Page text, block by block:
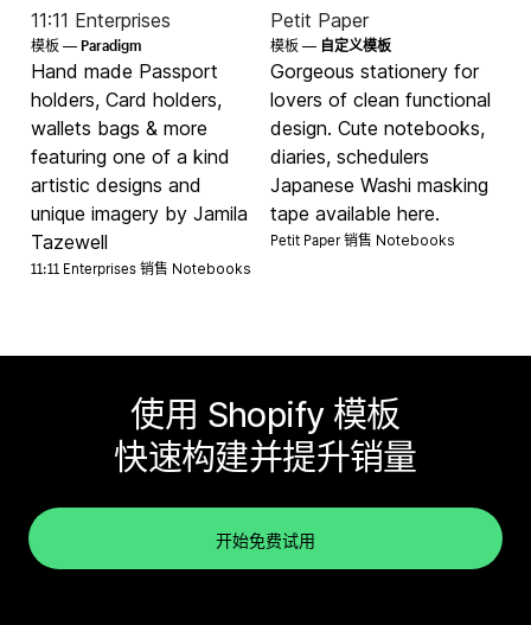
11:11 Enterprises
模板 —Paradigm
Hand made Passport
holders, Card holders,
wallets bags & more
featuring one of a kind
artistic designs and
unique imagery by Jamila
Tazewell
11:11 Enterprises 销售 Notebooks
Petit Paper
模板 — 自定义模板
Gorgeous stationery for
lovers of clean functional
design. Cute notebooks,
diaries, schedulers
Japanese Washi masking
tape available here.
Petit Paper 销售 Notebooks
使用 Shopify 模板
快速构建并提升销量
开始免费试用